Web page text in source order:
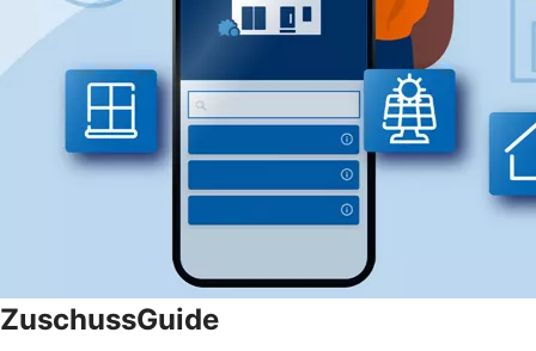
ZuschussGuide